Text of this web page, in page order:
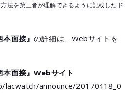
法を第三者が理解できるように記載したド
面接』 の詳細は、Webサイトを
本面接』Webサイト
lacwatch/announce/20170418_0